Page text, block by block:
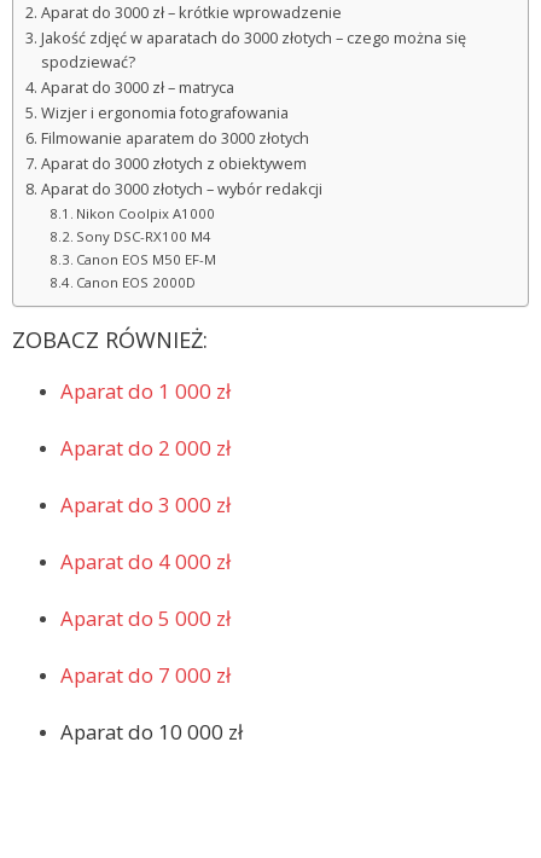
Aparat do 3000 zł – krótkie wprowadzenie
Jakość zdjęć w aparatach do 3000 złotych – czego można się
spodziewać?
Aparat do 3000 zł – matryca
Wizjer i ergonomia fotografowania
Filmowanie aparatem do 3000 złotych
Aparat do 3000 złotych z obiektywem
Aparat do 3000 złotych – wybór redakcji
Nikon Coolpix A1000
Sony DSC-RX100 M4
Canon EOS M50 EF-M
Canon EOS 2000D
ZOBACZ RÓWNIEŻ:
Aparat do 1 000 zł
Aparat do 2 000 zł
Aparat do 3 000 zł
Aparat do 4 000 zł
Aparat do 5 000 zł
Aparat do 7 000 zł
Aparat do 10 000 zł